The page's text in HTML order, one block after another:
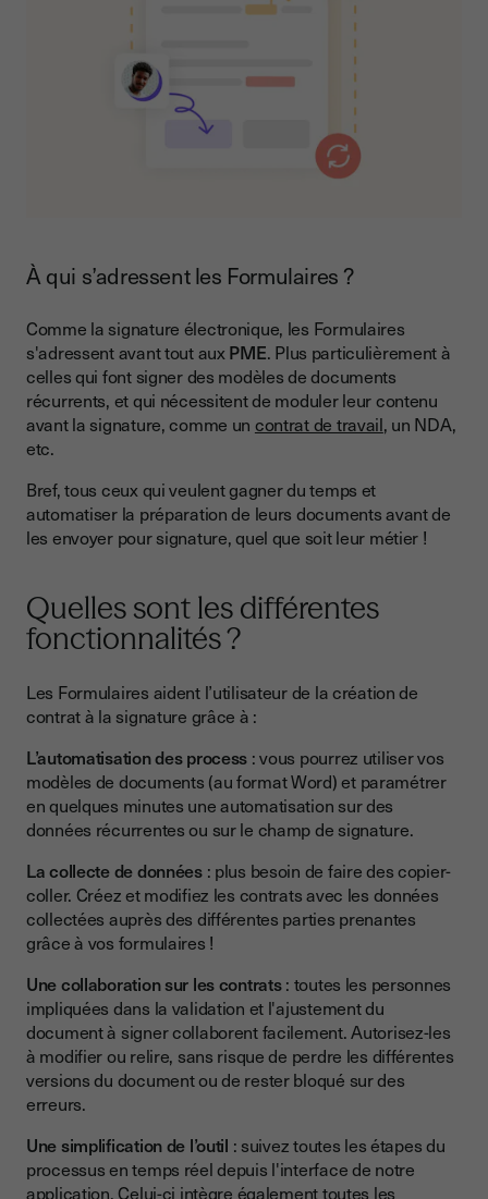
À qui s’adressent les Formulaires ?
Comme la signature électronique, les Formulaires
s'adressent avant tout auxPME. Plus particulièrement à
celles qui font signer des modèles de documents
récurrents, et qui nécessitent de moduler leur contenu
avant la signature, comme un contrat de travail, un NDA,
etc.
Bref, tous ceux qui veulent gagner du temps et
automatiser la préparation de leurs documents avant de
les envoyer pour signature, quel que soit leur métier !
Quelles sont les différentes
fonctionnalités ?
Les Formulaires aident l’utilisateur de la création de
contrat à la signature grâce à :
L’automatisation des process : vous pourrez utiliser vos
modèles de documents (au format Word) et paramétrer
en quelques minutes une automatisation sur des
données récurrentes ou sur le champ de signature.
La collecte de données: plus besoin de faire des copier-
coller. Créez et modifiez les contrats avec les données
collectées auprès des différentes parties prenantes
grâce à vos formulaires !
Une collaboration sur les contrats: toutes les personnes
impliquées dans la validation et l'ajustement du
document à signer collaborent facilement. Autorisez-les
à modifier ou relire, sans risque de perdre les différentes
versions du document ou de rester bloqué sur des
erreurs.
Une simplification de l’outil : suivez toutes les étapes du
processus en temps réel depuis l'interface de notre
application. Celui-ci intègre également toutes les